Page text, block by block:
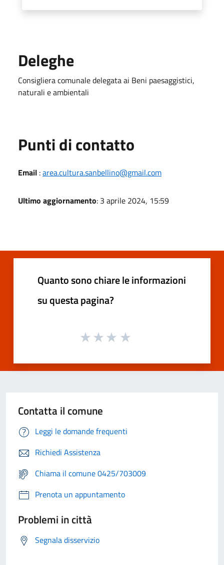
Deleghe
Consigliera comunale delegata ai Beni paesaggistici,
naturali e ambientali
Punti di contatto
Email :area.cultura.sanbellino@gmail.com
Ultimo aggiornamento: 3 aprile 2024, 15:59
Quanto sono chiare le informazioni
su questa pagina?
Contatta il comune
Leggi le domande frequenti
Richiedi Assistenza
Chiama il comune 0425/703009
Prenota un appuntamento
Problemi in città
Segnala disservizio